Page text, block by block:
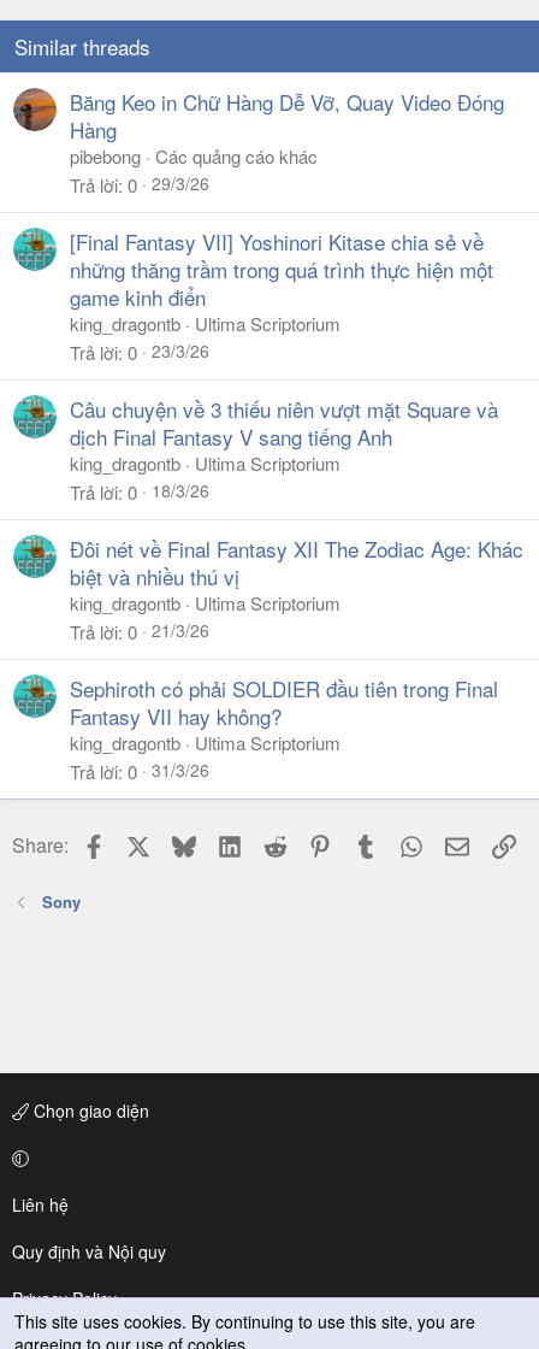
Similar threads
Băng Keo in Chữ Hàng Dễ Vỡ, Quay Video Đóng
Hàng
pibebong Các quảng cáo khác
Trả lời 0 29/3/26
[Final Fantasy VII] Yoshinori Kitase chia sẻ về
những thăng trầm trong quá trình thực hiện một
game kinh điển
king_dragontb
Ultima Scriptorium
Trả lời 0 23/3/26
Câu chuyện về 3 thiếu niên vượt mặt Square và
dịch Final Fantasy V sang tiếng Anh
king_dragontb
Ultima Scriptorium
Trả lời 0 18/3/26
Đôi nét về Final Fantasy XII The Zodiac Age: Khác
biệt và nhiều thú vị
king_dragontb
Ultima Scriptorium
Trả lời 0 21/3/26
Sephiroth có phải SOLDIER đầu tiên trong Final
Fantasy VII hay không?
king_dragontb
Ultima Scriptorium
Trả lời 0 31/3/26
Share: Facebook BlueskyLinkedIn
Reddit PinterestTumblr WhatsApp
Email
Sony
Chọn giao diện
Liên hệ
Quy định và Nội quy
Privacy Policy
This site uses cookies. By continuing to use this site, you are
agreeing to our use of cookies.